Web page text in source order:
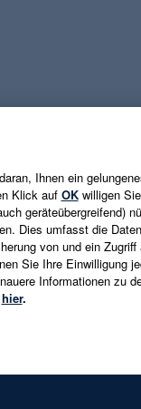
Adresse eingeben
Datenschutzrichtlinien